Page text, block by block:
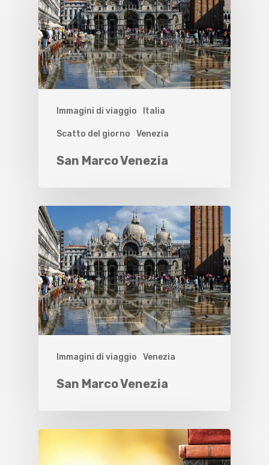
Immagini di viaggio Italia
Scatto del giorno Venezia
San Marco Venezia
Immagini di viaggio Venezia
San Marco Venezia